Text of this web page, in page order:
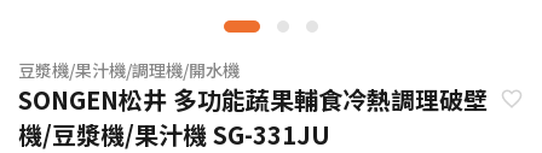
豆漿機/果汁機/調理機/開水機
SONGEN松井 多功能蔬果輔食冷熱調理破壁
機/豆漿機/果汁機 SG-331JU